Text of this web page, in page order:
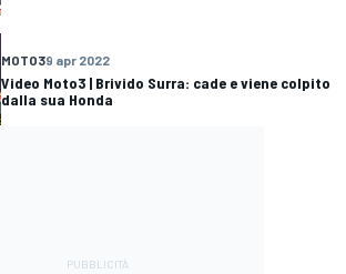
MOTO39 apr 2022
Video Moto3 | Brivido Surra: cade e viene colpito
dalla sua Honda